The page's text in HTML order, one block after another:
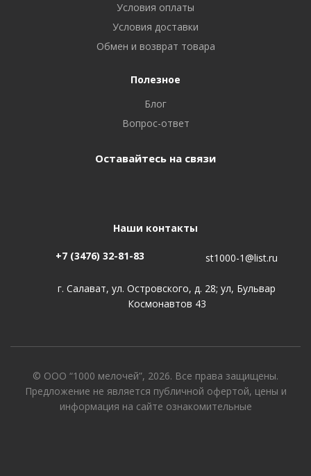
Условия оплаты
Условия доставки
Обмен и возврат товара
Полезное
Блог
Вопрос-ответ
Оставайтесь на связи
Наши контакты
+7 (3476) 32-81-83 st1000-1@list.ru
г. Салават, ул. Островского, д. 28; ул, Бульвар
Космонавтов 43
© ООО “1000 мелочей”, 2026. Все права защищены.
Предложение не является публичной офертой, цены и
информация на сайте ознакомительные